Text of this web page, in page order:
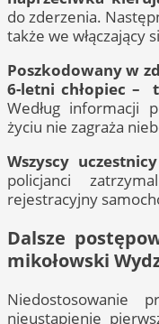
do zderzenia.
także we włączający
Poszkodowany w
6-letni chłopiec –
Według informacji
życiu nie zagraża
Wszyscy
policjanci
rejestracyjny
Dalsze
mikołowski
Niedostosowanie
nieustąpienie